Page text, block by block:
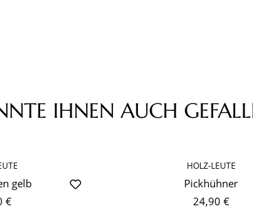
IHNEN AUCH
gelb
€
HOLZ-LEUTE
Pickhühner
24,90 €